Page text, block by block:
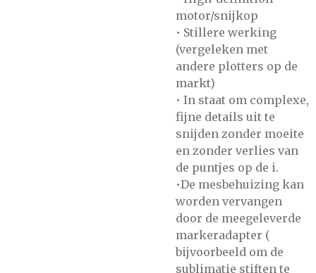
motor/snijkop
• Stillere werking
(vergeleken met
andere plotters op de
markt)
• In staat om complexe,
fijne details uit te
snijden zonder moeite
en zonder verlies van
de puntjes op de i.
•De mesbehuizing kan
worden vervangen
door de meegeleverde
markeradapter (
bijvoorbeeld om de
sublimatie stiften te